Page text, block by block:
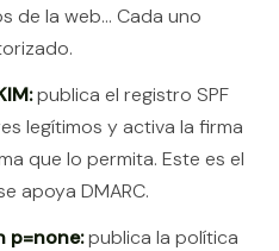
de la web… Cada uno
publica el registro SPF
legítimos y activa la firma
que lo permita. Este es el
apoya DMARC.
p=none:publica la política